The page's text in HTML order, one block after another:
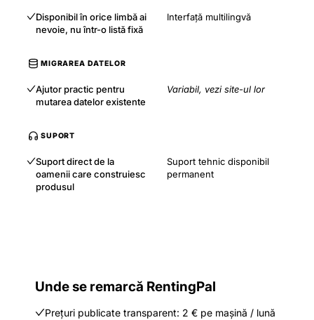
Disponibil în orice limbă ai
nevoie, nu într-o listă fixă
Interfață multilingvă
MIGRAREA DATELOR
Ajutor practic pentru
mutarea datelor existente
Variabil, vezi site-ul lor
SUPORT
Suport direct de la
oamenii care construiesc
produsul
Suport tehnic disponibil
permanent
Unde se remarcă RentingPal
Prețuri publicate transparent: 2 € pe mașină / lună